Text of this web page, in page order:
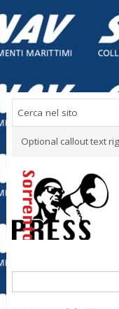
Optional callout text